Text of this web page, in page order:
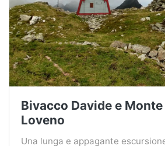
Bivacco Davide e
Loveno
Una lunga e appagante